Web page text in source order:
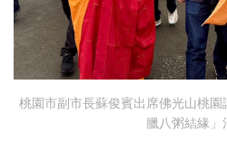
桃園市副市長蘇俊賓出席佛光山桃
臘八粥結緣」